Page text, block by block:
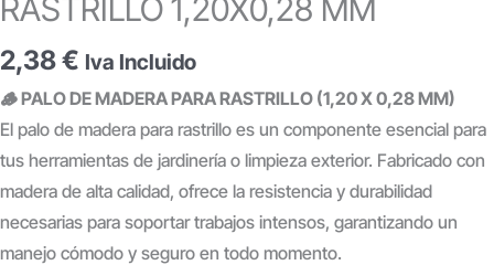
RASTRILLO 1,20X0,28 MM
2,38€ Iva Incluido
🪵 PALO DE MADERA PARA RASTRILLO (1,20 X 0,28 MM)
El palo de madera para rastrillo es un componente esencial para
tus herramientas de jardinería o limpieza exterior. Fabricado con
madera de alta calidad, ofrece la resistencia y durabilidad
necesarias para soportar trabajos intensos, garantizando un
manejo cómodo y seguro en todo momento.